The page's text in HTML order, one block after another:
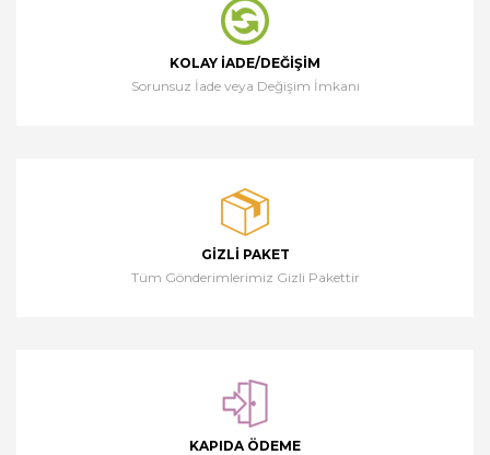
KOLAY İADE/DEĞIŞIM
Sorunsuz İade veya Değişim İmkanı
GIZLI PAKET
Tüm Gönderimlerimiz Gizli Pakettir
KAPIDA ÖDEME